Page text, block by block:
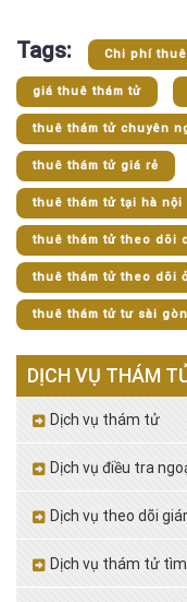
Tags: Chi phí
giá thuê thám tử
thuê thám tử chuyên
thuê thám tử giá rẻ
thuê thám tử tại hà nội
thuê thám tử theo dõi
thuê thám tử theo dõi
thuê thám tử tư sài gòn
DỊCH VỤ THÁM
Dịch vụ thám tử
Dịch vụ điều tra
Dịch vụ theo dõi
Dịch vụ thám tử